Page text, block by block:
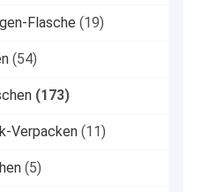
Flasche (19)
(54)
(173)
Verpacken (11)
(5)